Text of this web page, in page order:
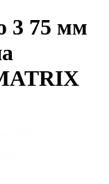
3 75 мм